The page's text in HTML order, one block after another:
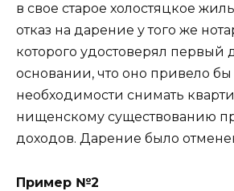
в свое старое холостяцкое
отказ на дарение у того же
которого удостоверял первый
основании, что оно привело бы
необходимости снимать
нищенскому существованию
доходов. Дарение было
Пример №2